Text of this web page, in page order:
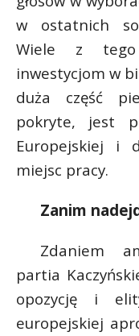
w ostatnich
Wiele z tego
inwestycjom w
duża część
pokryte, jest
Europejskiej i
miejsc pracy.
Zanim
Zdaniem
partia
opozycję i
europejskiej